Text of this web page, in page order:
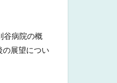
谷病院の概
展望につい